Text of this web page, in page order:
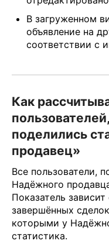
В загруженном
объявление на
соответствии с
Как
поделились
продавец»
Все пользователи,
Надёжного
Показатель
завершённых
которыми у
статистика.